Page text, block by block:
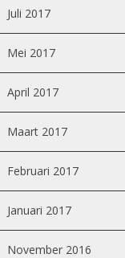
Juli 2017
Mei 2017
April 2017
Maart 2017
Februari 2017
Januari 2017
November 2016